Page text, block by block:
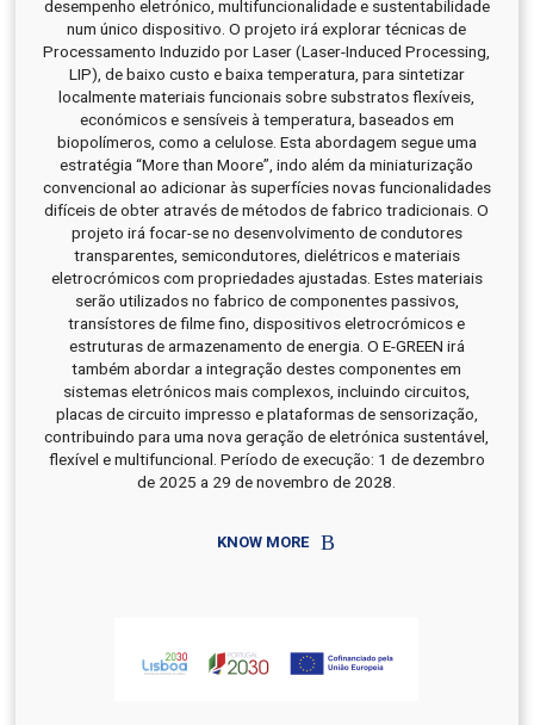
desempenho eletrónico, multifuncionalidade e sustentabilidade
num único dispositivo. O projeto irá explorar técnicas de
Processamento Induzido por Laser (Laser-Induced Processing,
LIP), de baixo custo e baixa temperatura, para sintetizar
localmente materiais funcionais sobre substratos flexíveis,
económicos e sensíveis à temperatura, baseados em
biopolímeros, como a celulose. Esta abordagem segue uma
estratégia “More than Moore”, indo além da miniaturização
convencional ao adicionar às superfícies novas funcionalidades
difíceis de obter através de métodos de fabrico tradicionais. O
projeto irá focar-se no desenvolvimento de condutores
transparentes, semicondutores, dielétricos e materiais
eletrocrómicos com propriedades ajustadas. Estes materiais
serão utilizados no fabrico de componentes passivos,
transístores de filme fino, dispositivos eletrocrómicos e
estruturas de armazenamento de energia. O E-GREEN irá
também abordar a integração destes componentes em
sistemas eletrónicos mais complexos, incluindo circuitos,
placas de circuito impresso e plataformas de sensorização,
contribuindo para uma nova geração de eletrónica sustentável,
flexível e multifuncional. Período de execução: 1 de dezembro
de 2025 a 29 de novembro de 2028.
KNOW MORE